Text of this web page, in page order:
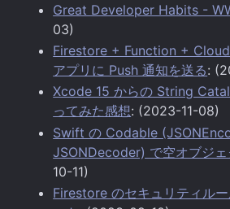
Great Developer Habits -
03)
Firestore + Function +
アプリに Push 通知を送る:
Xcode 15 からの String
ってみた感想: (2023-11-08)
Swift の Codable
JSONDecoder) で空オブジェ
10-11)
Firestore のセキュリティル